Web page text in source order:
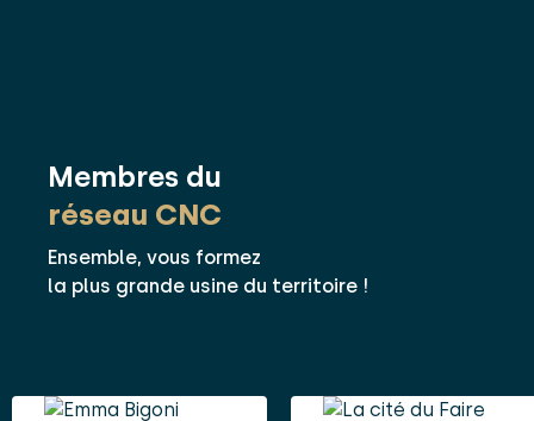
Membres du
réseau CNC
Ensemble, vous formez
la plus grande usine du territoire !